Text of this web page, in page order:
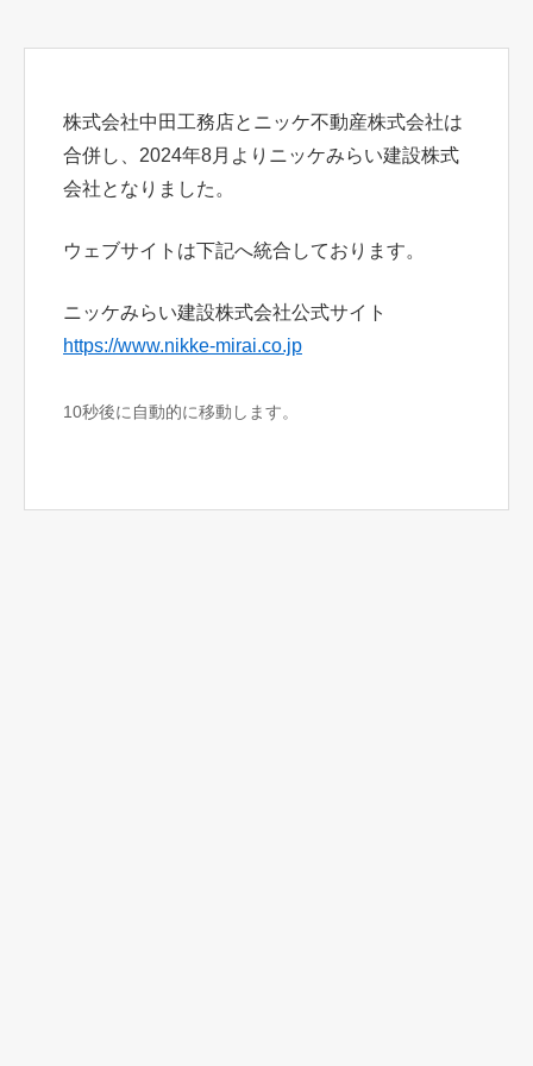
株式会社中田工務店とニッケ不動産株式会社は
合併し、2024年8月よりニッケみらい建設株式
会社となりました。
ウェブサイトは下記へ統合しております。
ニッケみらい建設株式会社公式サイト
https://www.nikke-mirai.co.jp
10秒後に自動的に移動します。